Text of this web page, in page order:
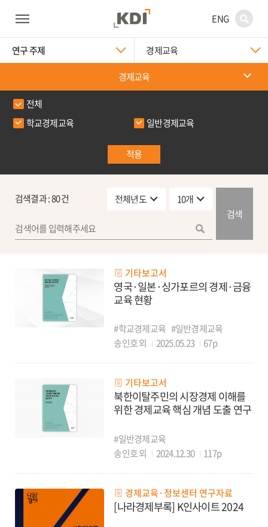
ENG
연구 주제 경제교육
경제교육
전체
학교경제교육
일반경제교육
적용
검색결과 :80건
검색
기타보고서
영국·일본·싱가포르의 경제·금융
교육 현황
#학교경제교육 #일반경제교육
송인호 외
2025.05.23 67p
기타보고서
북한이탈주민의 시장경제 이해를
위한 경제교육 핵심 개념 도출 연구
#일반경제교육
송인호 외
2024.12.30 117p
경제교육·정보센터 연구자료
[나라경제부록] K인사이트 2024